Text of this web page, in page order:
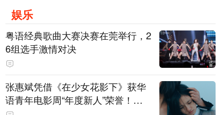
娱乐
粤语经典歌曲大赛决赛在莞举行，2
6组选手激情对决
张惠斌凭借《在少女花影下》获华
语青年电影周“年度新人”荣誉！该